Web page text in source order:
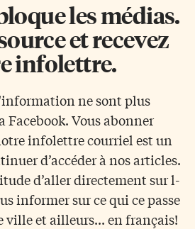
les médias.
et recevez
infolettre.
ne sont plus
Facebook. Vous abonner
infolettre courriel est un
d’accéder à nos articles.
d’aller directement sur l-
informer sur ce qui ce passe
ville et ailleurs... en français!